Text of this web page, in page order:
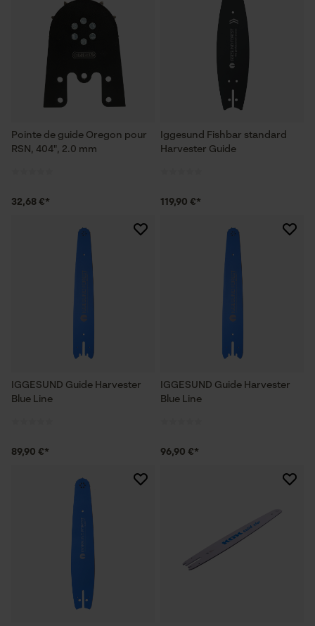
Pointe de guide Oregon pour
RSN, 404", 2.0 mm
32,68 €*
Iggesund Fishbar standard
Harvester Guide
119,90 €*
IGGESUND Guide Harvester
Blue Line
89,90 €*
IGGESUND Guide Harvester
Blue Line
96,90 €*